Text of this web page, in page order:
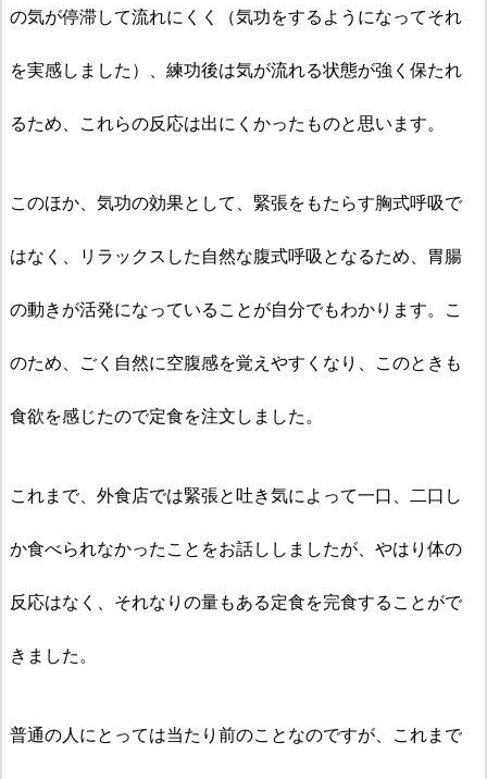
の気が停滞して流れにくく（気功をするようになってそれ
を実感しました）、練功後は気が流れる状態が強く保たれ
るため、これらの反応は出にくかったものと思います。
このほか、気功の効果として、緊張をもたらす胸式呼吸で
はなく、リラックスした自然な腹式呼吸となるため、胃腸
の動きが活発になっていることが自分でもわかります。こ
のため、ごく自然に空腹感を覚えやすくなり、このときも
食欲を感じたので定食を注文しました。
これまで、外食店では緊張と吐き気によって一口、二口し
か食べられなかったことをお話ししましたが、やはり体の
反応はなく、それなりの量もある定食を完食することがで
きました。
普通の人にとっては当たり前のことなのですが、これまで